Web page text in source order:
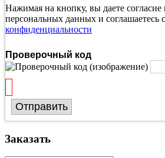
Нажимая на кнопку, вы даете согласие
персональных данных и соглашаетесь с
конфиденциальности
Проверочный код
Отправить
Заказать